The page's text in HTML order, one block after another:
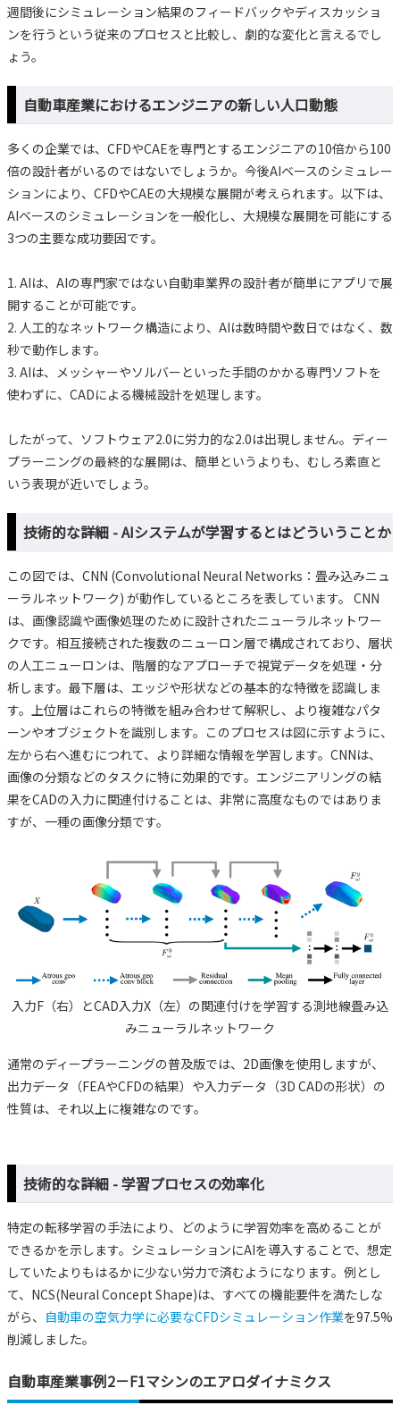
週間後にシミュレーション結果のフィードバックやディスカッショ
ンを行うという従来のプロセスと比較し、劇的な変化と言えるでし
ょう。
自動車産業におけるエンジニアの新しい人口動態
多くの企業では、CFDやCAEを専門とするエンジニアの10倍から100
倍の設計者がいるのではないでしょうか。今後AIベースのシミュレー
ションにより、CFDやCAEの大規模な展開が考えられます。以下は、
AIベースのシミュレーションを一般化し、大規模な展開を可能にする
3つの主要な成功要因です。
1. AIは、AIの専門家ではない自動車業界の設計者が簡単にアプリで展
開することが可能です。
2. 人工的なネットワーク構造により、AIは数時間や数日ではなく、数
秒で動作します。
3. AIは、メッシャーやソルバーといった手間のかかる専門ソフトを
使わずに、CADによる機械設計を処理します。
したがって、ソフトウェア2.0に労力的な2.0は出現しません。ディー
プラーニングの最終的な展開は、簡単というよりも、むしろ素直と
いう表現が近いでしょう。
技術的な詳細 - AIシステムが学習するとはどういうことか
この図では、CNN (Convolutional Neural Networks：畳み込みニュ
ーラルネットワーク) が動作しているところを表しています。 CNN
は、画像認識や画像処理のために設計されたニューラルネットワー
クです。相互接続された複数のニューロン層で構成されており、層状
の人工ニューロンは、階層的なアプローチで視覚データを処理・分
析します。最下層は、エッジや形状などの基本的な特徴を認識しま
す。上位層はこれらの特徴を組み合わせて解釈し、より複雑なパタ
ーンやオブジェクトを識別します。このプロセスは図に示すように、
左から右へ進むにつれて、より詳細な情報を学習します。CNNは、
画像の分類などのタスクに特に効果的です。エンジニアリングの結
果をCADの入力に関連付けることは、非常に高度なものではありま
すが、一種の画像分類です。
入力F（右）とCAD入力X（左）の関連付けを学習する測地線畳み込
みニューラルネットワーク
通常のディープラーニングの普及版では、2D画像を使用しますが、
出力データ（FEAやCFDの結果）や入力データ（3D CADの形状）の
性質は、それ以上に複雑なのです。
技術的な詳細 - 学習プロセスの効率化
特定の転移学習の手法により、どのように学習効率を高めることが
できるかを示します。シミュレーションにAIを導入することで、想定
していたよりもはるかに少ない労力で済むようになります。例とし
て、NCS(Neural Concept Shape)は、すべての機能要件を満たしな
がら、 自動車の空気力学に必要なCFDシミュレーション作業を97.5%
削減しました。
自動車産業事例2－F1マシンのエアロダイナミクス